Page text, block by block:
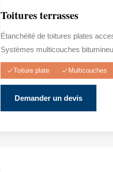
Toitures terrasses
Étanchéité de toitures plates
Systèmes multicouches
Toiture plate Multicouches
Demander un devis